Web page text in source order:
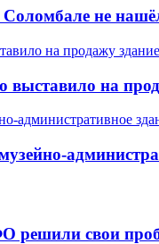
не
выставило на
решили свои